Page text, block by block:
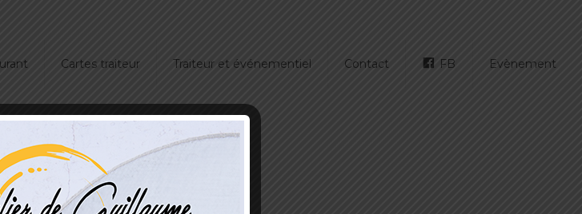
Cartes traiteur Traiteur et événementiel Contact FB Evènement